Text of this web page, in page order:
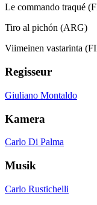
Le commando traqué
Tiro al pichón (ARG)
Viimeinen vastarinta
Regisseur
Giuliano Montaldo
Kamera
Carlo Di Palma
Musik
Carlo Rustichelli